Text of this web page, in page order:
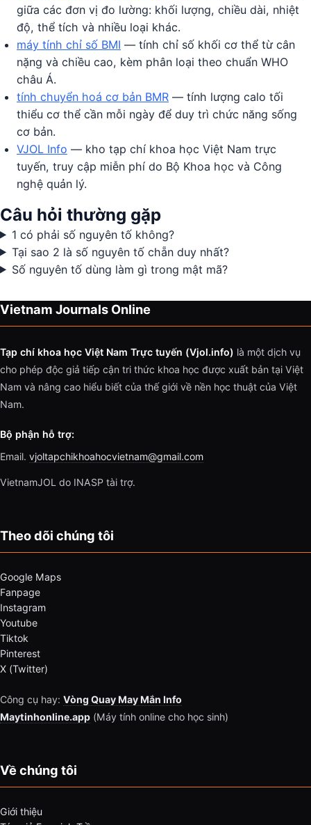
giữa các đơn vị đo lường: khối lượng, chiều dài, nhiệt
độ, thể tích và nhiều loại khác.
máy tính chỉ số BMI — tính chỉ số khối cơ thể từ cân
nặng và chiều cao, kèm phân loại theo chuẩn WHO
châu Á.
tính chuyển hoá cơ bản BMR — tính lượng calo tối
thiểu cơ thể cần mỗi ngày để duy trì chức năng sống
cơ bản.
VJOL Info — kho tạp chí khoa học Việt Nam trực
tuyến, truy cập miễn phí do Bộ Khoa học và Công
nghệ quản lý.
Câu hỏi thường gặp
1 có phải số nguyên tố không?
Tại sao 2 là số nguyên tố chẵn duy nhất?
Số nguyên tố dùng làm gì trong mật mã?
Vietnam Journals Online
Tạp chí khoa học Việt Nam Trực tuyến (Vjol.info) là một dịch vụ
cho phép độc giả tiếp cận tri thức khoa học được xuất bản tại Việt
Nam và nâng cao hiểu biết của thế giới về nền học thuật của Việt
Nam.
Bộ phận hỗ trợ:
Email. vjoltapchikhoahocvietnam@gmail.com
VietnamJOL do INASP tài trợ.
Theo dõi chúng tôi
Google Maps
Fanpage
Instagram
Youtube
Tiktok
Pinterest
X (Twitter)
Công cụ hay: Vòng Quay May Mắn Info
Maytinhonline.app (Máy tính online cho học sinh)
Về chúng tôi
Giới thiệu